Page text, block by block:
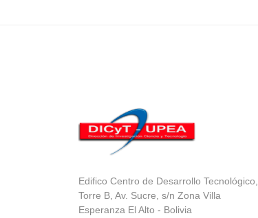
Edifico Centro de Desarrollo Tecnológico,
Torre B, Av. Sucre, s/n Zona Villa
Esperanza El Alto - Bolivia